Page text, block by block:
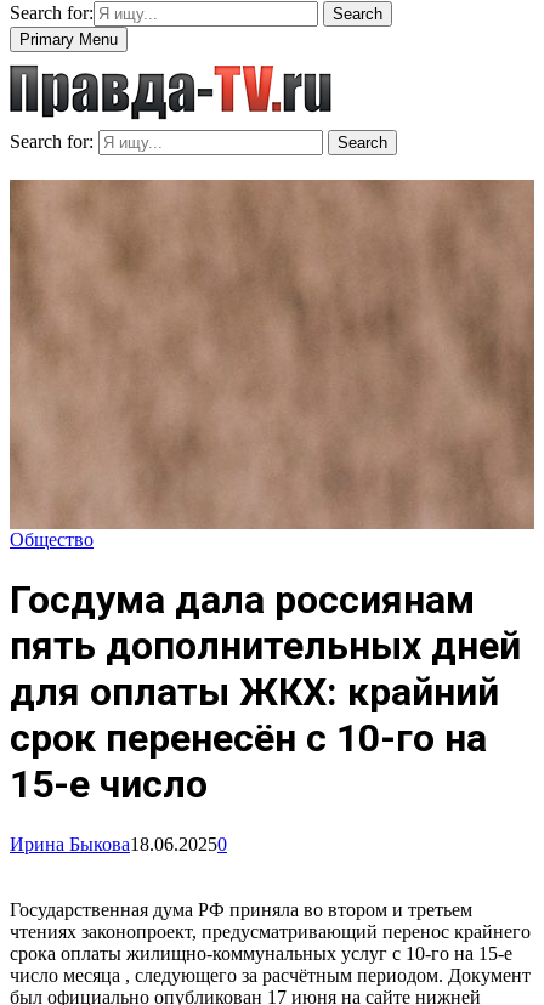
Search for:
Search
Primary Menu
Search for: Search
Общество
Госдума дала россиянам
пять дополнительных дней
для оплаты ЖКХ: крайний
срок перенесён с 10-го на
15-е число
Ирина Быкова18.06.20250
Государственная дума РФ приняла во втором и третьем
чтениях законопроект, предусматривающий перенос крайнего
срока оплаты жилищно-коммунальных услуг с 10-го на 15-е
число месяца , следующего за расчётным периодом. Документ
был официально опубликован 17 июня на сайте нижней